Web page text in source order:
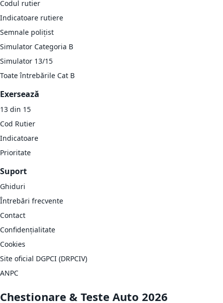
Codul rutier
Indicatoare rutiere
Semnale polițist
Simulator Categoria B
Simulator 13/15
Toate întrebările Cat B
Exersează
13 din 15
Cod Rutier
Indicatoare
Prioritate
Suport
Ghiduri
Întrebări frecvente
Contact
Confidențialitate
Cookies
Site oficial DGPCI (DRPCIV)
ANPC
Chestionare & Teste Auto 2026